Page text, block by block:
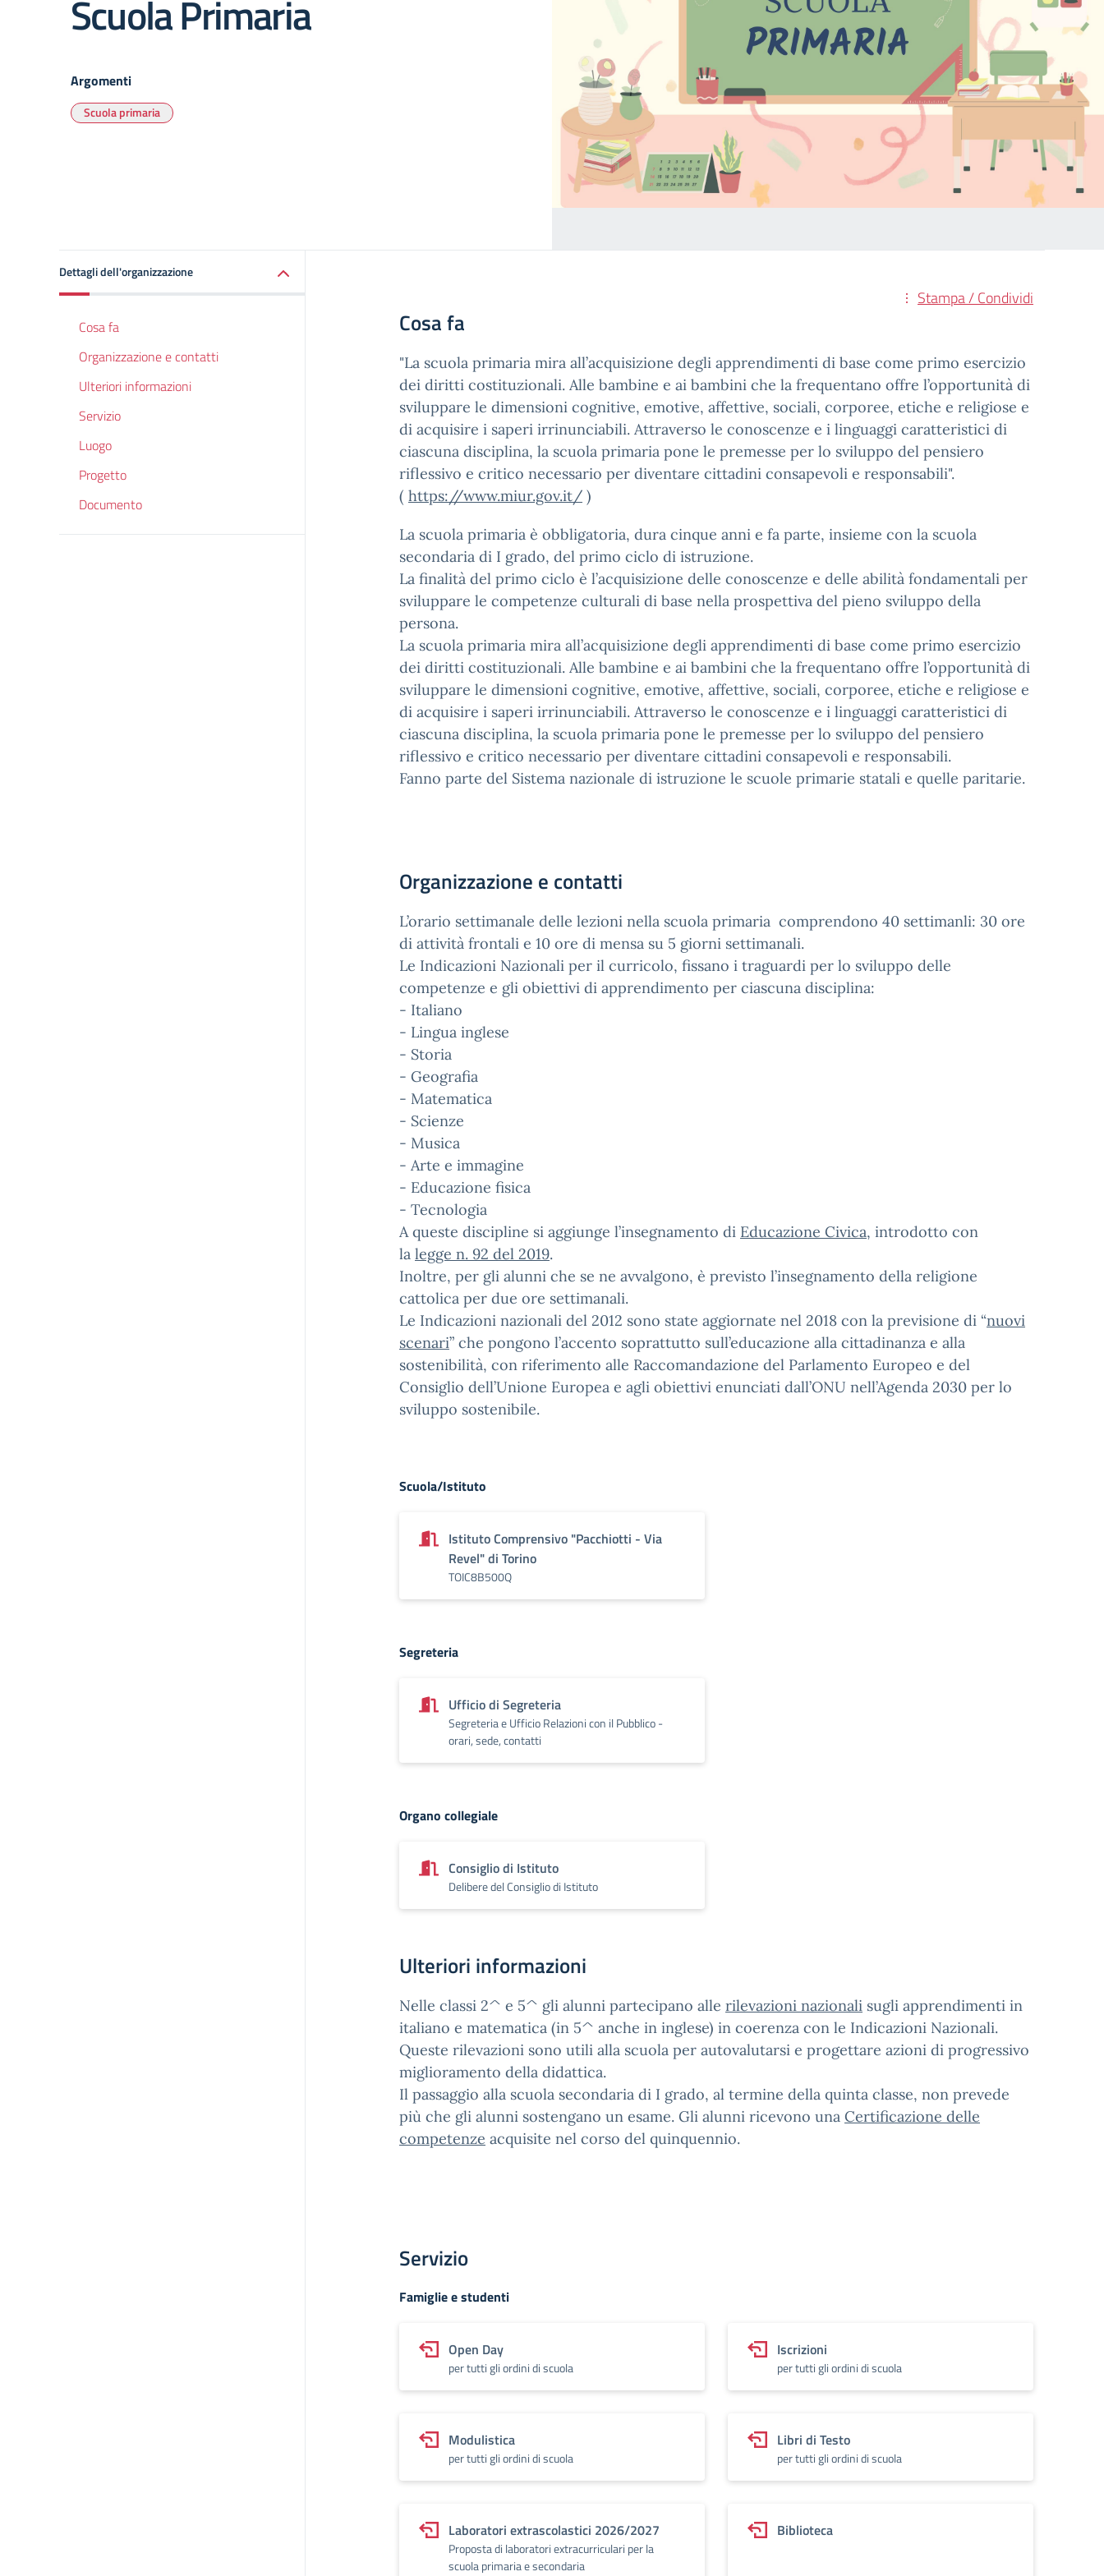
Scuola Primaria
Argomenti
Scuola primaria
Dettagli dell'organizzazione
Cosa fa
Organizzazione e contatti
Ulteriori informazioni
Servizio
Luogo
Progetto
Documento
Stampa / Condividi
Cosa fa
"La scuola primaria mira all’acquisizione degli apprendimenti di base come primo esercizio
dei diritti costituzionali. Alle bambine e ai bambini che la frequentano offre l’opportunità di
sviluppare le dimensioni cognitive, emotive, affettive, sociali, corporee, etiche e religiose e
di acquisire i saperi irrinunciabili. Attraverso le conoscenze e i linguaggi caratteristici di
ciascuna disciplina, la scuola primaria pone le premesse per lo sviluppo del pensiero
riflessivo e critico necessario per diventare cittadini consapevoli e responsabili".
( https://www.miur.gov.it/ )
La scuola primaria è obbligatoria, dura cinque anni e fa parte, insieme con la scuola
secondaria di I grado, del primo ciclo di istruzione.
La finalità del primo ciclo è l’acquisizione delle conoscenze e delle abilità fondamentali per
sviluppare le competenze culturali di base nella prospettiva del pieno sviluppo della
persona.
La scuola primaria mira all’acquisizione degli apprendimenti di base come primo esercizio
dei diritti costituzionali. Alle bambine e ai bambini che la frequentano offre l’opportunità di
sviluppare le dimensioni cognitive, emotive, affettive, sociali, corporee, etiche e religiose e
di acquisire i saperi irrinunciabili. Attraverso le conoscenze e i linguaggi caratteristici di
ciascuna disciplina, la scuola primaria pone le premesse per lo sviluppo del pensiero
riflessivo e critico necessario per diventare cittadini consapevoli e responsabili.
Fanno parte del Sistema nazionale di istruzione le scuole primarie statali e quelle paritarie.
Organizzazione e contatti
L’orario settimanale delle lezioni nella scuola primaria comprendono 40 settimanli: 30 ore
di attività frontali e 10 ore di mensa su 5 giorni settimanali.
Le Indicazioni Nazionali per il curricolo, fissano i traguardi per lo sviluppo delle
competenze e gli obiettivi di apprendimento per ciascuna disciplina:
- Italiano
- Lingua inglese
- Storia
- Geografia
- Matematica
- Scienze
- Musica
- Arte e immagine
- Educazione fisica
- Tecnologia
A queste discipline si aggiunge l’insegnamento di Educazione Civica, introdotto con
la legge n. 92 del 2019.
Inoltre, per gli alunni che se ne avvalgono, è previsto l’insegnamento della religione
cattolica per due ore settimanali.
Le Indicazioni nazionali del 2012 sono state aggiornate nel 2018 con la previsione di “nuovi
scenari” che pongono l’accento soprattutto sull’educazione alla cittadinanza e alla
sostenibilità, con riferimento alle Raccomandazione del Parlamento Europeo e del
Consiglio dell’Unione Europea e agli obiettivi enunciati dall’ONU nell’Agenda 2030 per lo
sviluppo sostenibile.
Scuola/Istituto
Istituto Comprensivo "Pacchiotti - Via
Revel" di Torino
TOIC8B500Q
Segreteria
Ufficio di Segreteria
Segreteria e Ufficio Relazioni con il Pubblico -
orari, sede, contatti
Organo collegiale
Consiglio di Istituto
Delibere del Consiglio di Istituto
Ulteriori informazioni
Nelle classi 2^ e 5^ gli alunni partecipano alle rilevazioni nazionali sugli apprendimenti in
italiano e matematica (in 5^ anche in inglese) in coerenza con le Indicazioni Nazionali.
Queste rilevazioni sono utili alla scuola per autovalutarsi e progettare azioni di progressivo
miglioramento della didattica.
Il passaggio alla scuola secondaria di I grado, al termine della quinta classe, non prevede
più che gli alunni sostengano un esame. Gli alunni ricevono una Certificazione delle
competenze acquisite nel corso del quinquennio.
Servizio
Famiglie e studenti
Open Day
per tutti gli ordini di scuola
Iscrizioni
per tutti gli ordini di scuola
Modulistica
per tutti gli ordini di scuola
Libri di Testo
per tutti gli ordini di scuola
Laboratori extrascolastici 2026/2027
Proposta di laboratori extracurriculari per la
scuola primaria e secondaria
Biblioteca